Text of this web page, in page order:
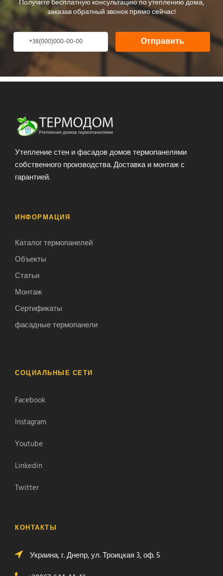
Получите бесплатную консультацию по утеплению дома,
заказав обратный звонок прямо сейчас!
Отправить
Утепление стен и фасадов домов термопанелями
собственного производства. Доставка и монтаж с
гарантией.
ИНФОРМАЦИЯ
Каталог термопанелей
Объекты
Статьи
Монтаж
Сертификаты
фасадные термопанели
СОЦИАЛЬНЫЕ СЕТИ
Facebook
Instagram
Youtube
Linkedin
Twitter
КОНТАКТЫ
Украина, г. Днепр, ул. Троицкая 3, оф. 5